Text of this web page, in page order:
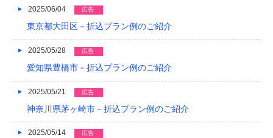
2016/11
2016/10
2016/09
2016/08
2016/06
2025/06/04 広告
東京都大田区－折込プラン例のご紹介
2025/05/28 広告
愛知県豊橋市－折込プラン例のご紹介
2025/05/21 広告
神奈川県茅ヶ崎市－折込プラン例のご紹介
2025/05/14 広告